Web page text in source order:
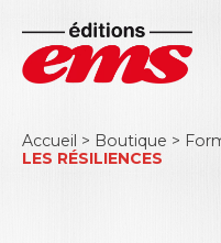
Accueil > Boutique >
LES RÉSILIENCES